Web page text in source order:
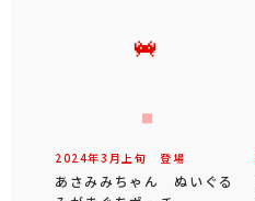
2024年3 月 上旬 登場
あさみみちゃん ぬいぐる